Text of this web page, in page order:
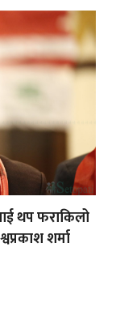
थप फराकिलो
शर्मा